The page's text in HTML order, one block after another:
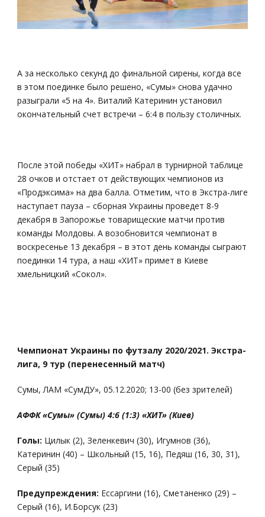
А за несколько секунд до финальной сирены, когда все
в этом поединке было решено, «Сумы» снова удачно
разыграли «5 на 4». Виталий Катеринин установил
окончательный счет встречи – 6:4 в пользу столичных.
После этой победы «ХИТ» набрал в турнирной таблице
28 очков и отстает от действующих чемпионов из
«Продэксима» на два балла. Отметим, что в Экстра-лиге
наступает пауза – сборная Украины проведет 8-9
декабря в Запорожье товарищеские матчи против
команды Молдовы. А возобновится чемпионат в
воскресенье 13 декабря – в этот день команды сыграют
поединки 14 тура, а наш «ХИТ» примет в Киеве
хмельницкий «Сокол».
Чемпионат Украины по футзалу 2020/2021. Экстра-
лига, 9 тур (перенесенный матч)
Сумы, ЛАМ «СумДУ», 05.12.2020; 13-00 (без зрителей)
АФФК «Сумы» (Сумы) 4:6 (1:3) «ХИТ» (Киев)
Голы: Цилык (2), Зеленкевич (30), Игумнов (36),
Катеринин (40) – Школьный (15, 16), Педяш (16, 30, 31),
Серый (35)
Предупреждения: Ессаргини (16), Сметаненко (29) –
Серый (16), И.Борсук (23)